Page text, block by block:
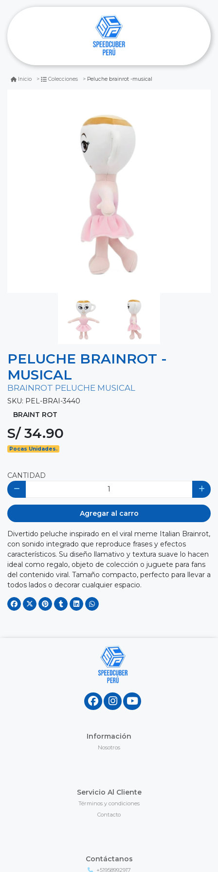
Inicio Colecciones Peluche brainrot -musical
PELUCHE BRAINROT -
MUSICAL
BRAINROT PELUCHE MUSICAL
SKU: PEL-BRAI-3440
BRAINT ROT
S/ 34.90
Pocas Unidades.
CANTIDAD
Agregar al carro
Divertido peluche inspirado en el viral meme Italian Brainrot,
con sonido integrado que reproduce frases y efectos
característicos. Su diseño llamativo y textura suave lo hacen
ideal como regalo, objeto de colección o juguete para fans
del contenido viral. Tamaño compacto, perfecto para llevar a
todos lados o decorar cualquier espacio.
Información
Nosotros
Servicio Al Cliente
Términos y condiciones
Contacto
Contáctanos
+51958992917